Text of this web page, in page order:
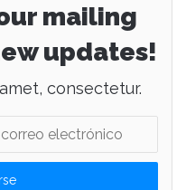
mailing
updates!
consectetur.